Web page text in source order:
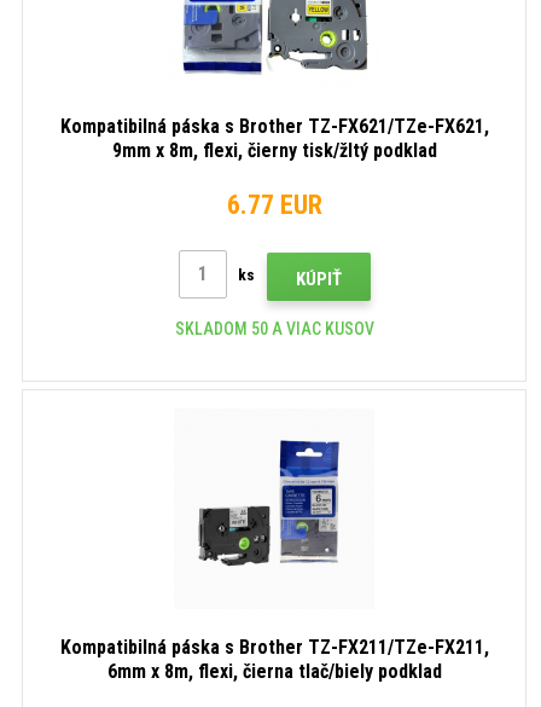
Kompatibilná páska s Brother TZ-FX621/TZe-FX621,
9mm x 8m, flexi, čierny tisk/žltý podklad
6.77 EUR
ks KÚPIŤ
SKLADOM 50 A VIAC KUSOV
Kompatibilná páska s Brother TZ-FX211/TZe-FX211,
6mm x 8m, flexi, čierna tlač/biely podklad